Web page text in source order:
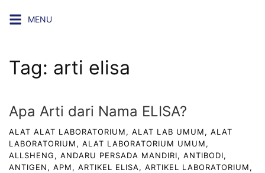
MENU
Tag: arti elisa
Apa Arti dari Nama ELISA?
ALAT ALAT LABORATORIUM, ALAT LAB UMUM, ALAT
LABORATORIUM, ALAT LABORATORIUM UMUM,
ALLSHENG, ANDARU PERSADA MANDIRI, ANTIBODI,
ANTIGEN, APM, ARTIKEL ELISA, ARTIKEL LABORATORIUM,